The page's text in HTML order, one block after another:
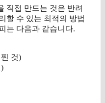
직접 만드는 것은 반려
할 수 있는 최적의 방법
는 다음과 같습니다.
것)